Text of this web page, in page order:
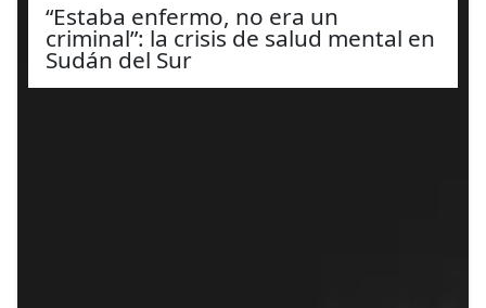
“Estaba enfermo, no era un
criminal”: la crisis de salud mental en
Sudán del Sur